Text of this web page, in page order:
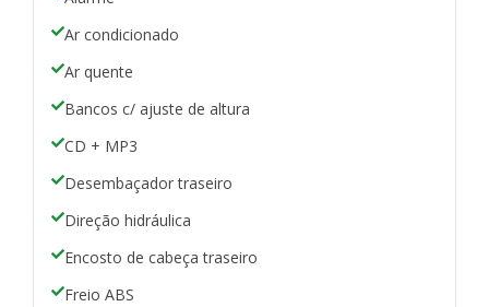
Ar condicionado
Ar quente
Bancos c/ ajuste de altura
CD + MP3
Desembaçador traseiro
Direção hidráulica
Encosto de cabeça traseiro
Freio ABS